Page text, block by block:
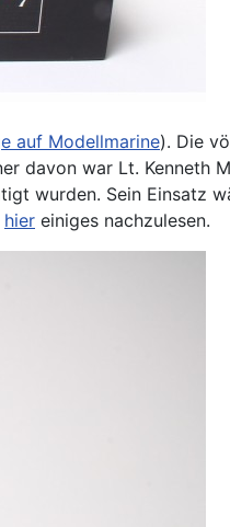
auf Modellmarine). Die
davon war Lt. Kenneth
wurden. Sein Einsatz
hier einiges nachzulesen.